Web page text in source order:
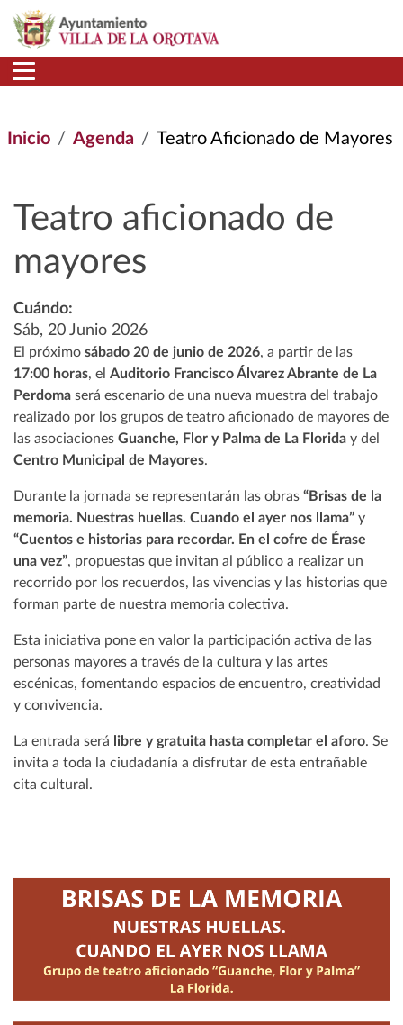
Pasar al contenido principal
Inicio Agenda Teatro Aficionado de Mayores
Teatro aficionado de
mayores
Cuándo:
Sáb, 20 Junio 2026
El próximo sábado 20 de junio de 2026, a partir de las
17:00 horas, el Auditorio Francisco Álvarez Abrante de La
Perdoma será escenario de una nueva muestra del trabajo
realizado por los grupos de teatro aficionado de mayores de
las asociaciones Guanche, Flor y Palma de La Florida y del
Centro Municipal de Mayores.
Durante la jornada se representarán las obras “Brisas de la
memoria. Nuestras huellas. Cuando el ayer nos llama” y
“Cuentos e historias para recordar. En el cofre de Érase
una vez”, propuestas que invitan al público a realizar un
recorrido por los recuerdos, las vivencias y las historias que
forman parte de nuestra memoria colectiva.
Esta iniciativa pone en valor la participación activa de las
personas mayores a través de la cultura y las artes
escénicas, fomentando espacios de encuentro, creatividad
y convivencia.
La entrada será libre y gratuita hasta completar el aforo. Se
invita a toda la ciudadanía a disfrutar de esta entrañable
cita cultural.